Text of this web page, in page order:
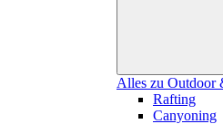
Alles zu Outdoor
Rafting
Canyoning